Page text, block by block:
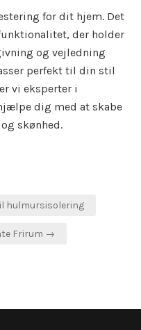
for dit hjem. Det
der holder
og vejledning
perfekt til din stil
vi eksperter i
dig med at skabe
skønhed.
hulmursisolering
Frirum →